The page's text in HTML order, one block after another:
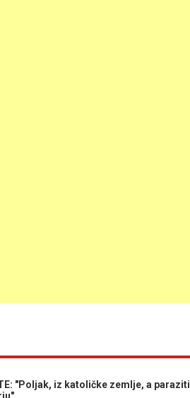
"Poljak, iz katoličke zemlje, a paraziti